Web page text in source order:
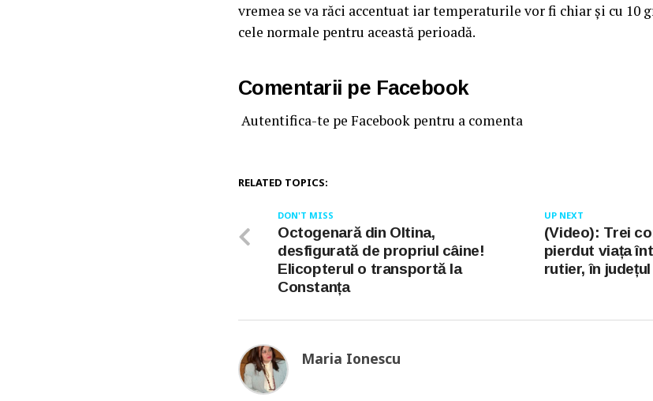
vremea se va răci accentuat iar temperaturile vor fi chiar şi cu 10
cele normale pentru această perioadă.
Comentarii pe Facebook
Autentifica-te pe Facebook pentru a comenta
RELATED TOPICS:
UP NEXT
(Video): Trei
pierdut viața
rutier, în
DON'T MISS
Octogenară din Oltina,
desfigurată de propriul câine!
Elicopterul o transportă la
Constanța
Maria Ionescu